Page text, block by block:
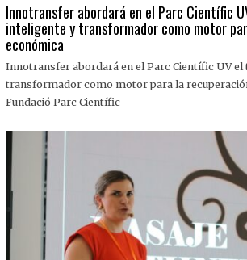
M
A
Y
,
0
2
Innotransfer abordará en el Parc Científic
inteligente y transformador como motor
económica
Innotransfer abordará en el Parc Científic UV
transformador como motor para la
Fundació Parc Científic